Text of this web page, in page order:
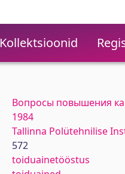
Kollektsioonid
Вопросы повышения
1984
Tallinna Polütehnilise
572
toiduainetööstus